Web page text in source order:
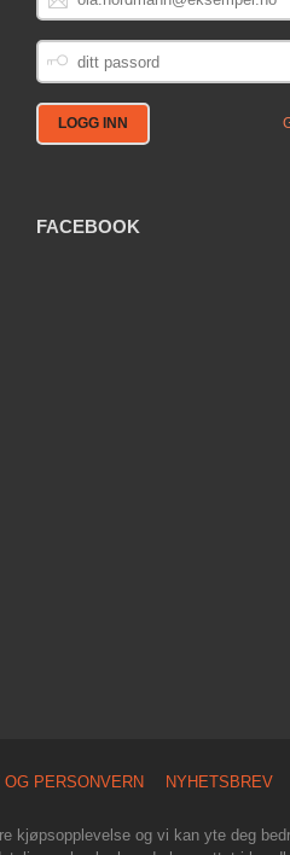
POSTADRESSE
DITT
PASSORD
FACEBOOK
PERSONVERN NYHETSBREV
kjøpsopplevelse og vi kan yte deg